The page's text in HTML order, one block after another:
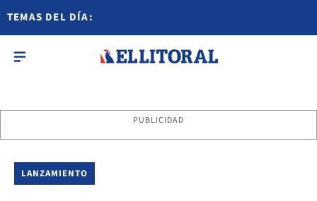
TEMAS DEL DÍA:
PUBLICIDAD
LANZAMIENTO